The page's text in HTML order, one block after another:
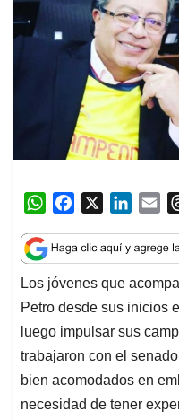
W
a
t
s
A
p
p
c
e
b
o
o
k
n
k
e
d
I
n
a
i
l
Los jóvenes que
Petro desde sus inicios
luego impulsar sus
trabajaron con el
bien acomodados en
necesidad de tener